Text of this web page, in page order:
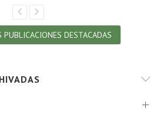
PUBLICACIONES DESTACADAS